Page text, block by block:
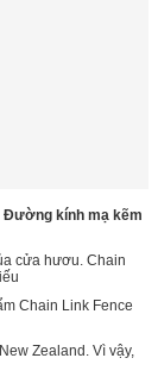
Đường kính mạ kẽm
cửa hươu. Chain
Chain Link Fence
Zealand. Vì vậy,